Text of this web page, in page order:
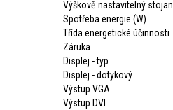
Výškově nastavitelný stojan
Spotřeba energie (W)
Třída energetické účinnosti
Záruka
Displej - typ
Displej - dotykový
Výstup VGA
Výstup DVI